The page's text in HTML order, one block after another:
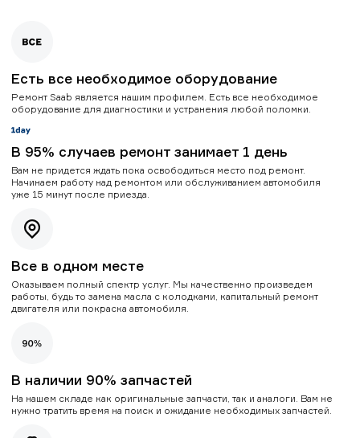
Есть все необходимое оборудование
Ремонт Saab является нашим профилем. Есть все необходимое
оборудование для диагностики и устранения любой поломки.
В 95% случаев ремонт занимает 1 день
Вам не придется ждать пока освободиться место под ремонт.
Начинаем работу над ремонтом или обслуживанием автомобиля
уже 15 минут после приезда.
Все в одном месте
Оказываем полный спектр услуг. Мы качественно произведем
работы, будь то замена масла с колодками, капитальный ремонт
двигателя или покраска автомобиля.
В наличии 90% запчастей
На нашем складе как оригинальные запчасти, так и аналоги. Вам не
нужно тратить время на поиск и ожидание необходимых запчастей.